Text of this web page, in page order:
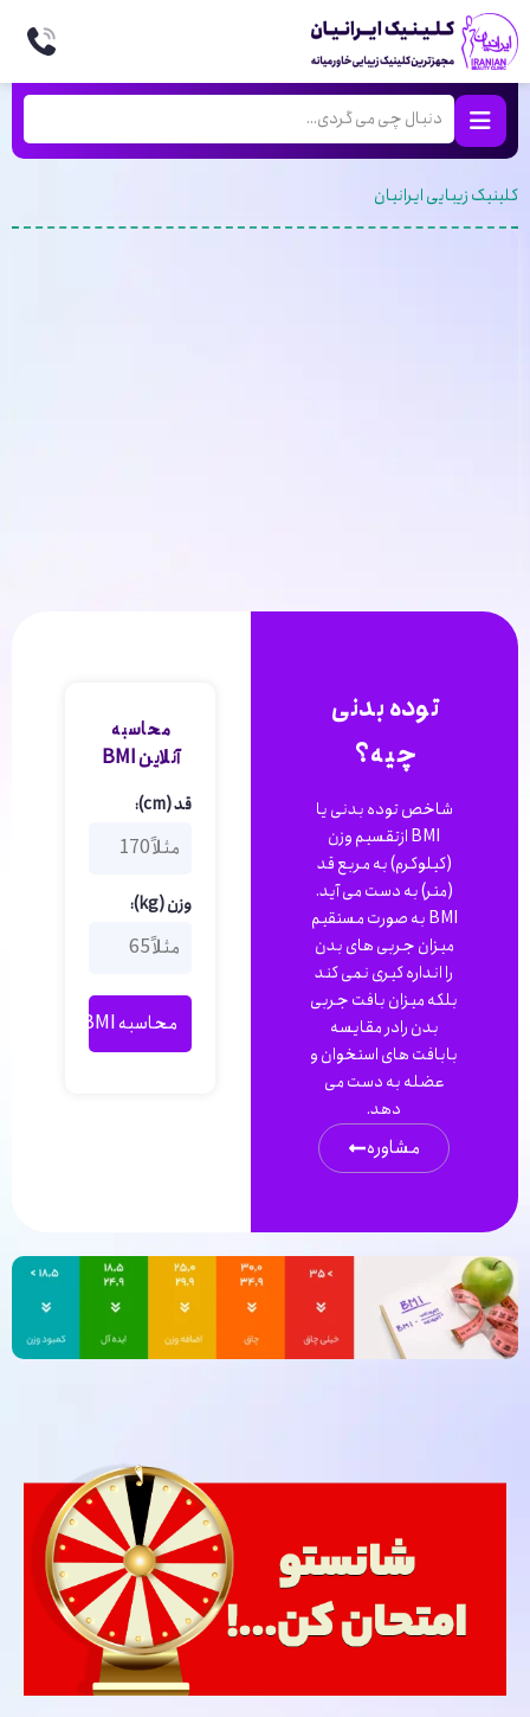
کلینیک زیبایی ایرانیان
توده بدنی
چیه؟
شاخص توده بدنى یا
BMI ازتقسیم وزن
(کیلوکرم) به مربع قد
(متر) به دست مى آید.
BMI به صورت مستقیم
میزان جربى هاى بدن
را انداره کیرى نمى کند
بلکه میزان بافت جربى
بدن رادر مقایسه
بابافت هاى استخوان و
عضله به دست مى
دهد.
مشاوره
محاسبه
آنلاین BMI
قد (cm):
وزن (kg):
محاسبه BMI